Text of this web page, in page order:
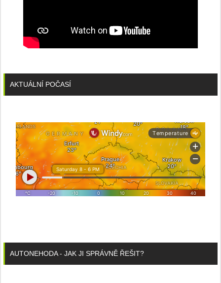
AKTUÁLNÍ POČASÍ
AUTONEHODA - JAK JI SPRÁVNĚ ŘEŠIT?